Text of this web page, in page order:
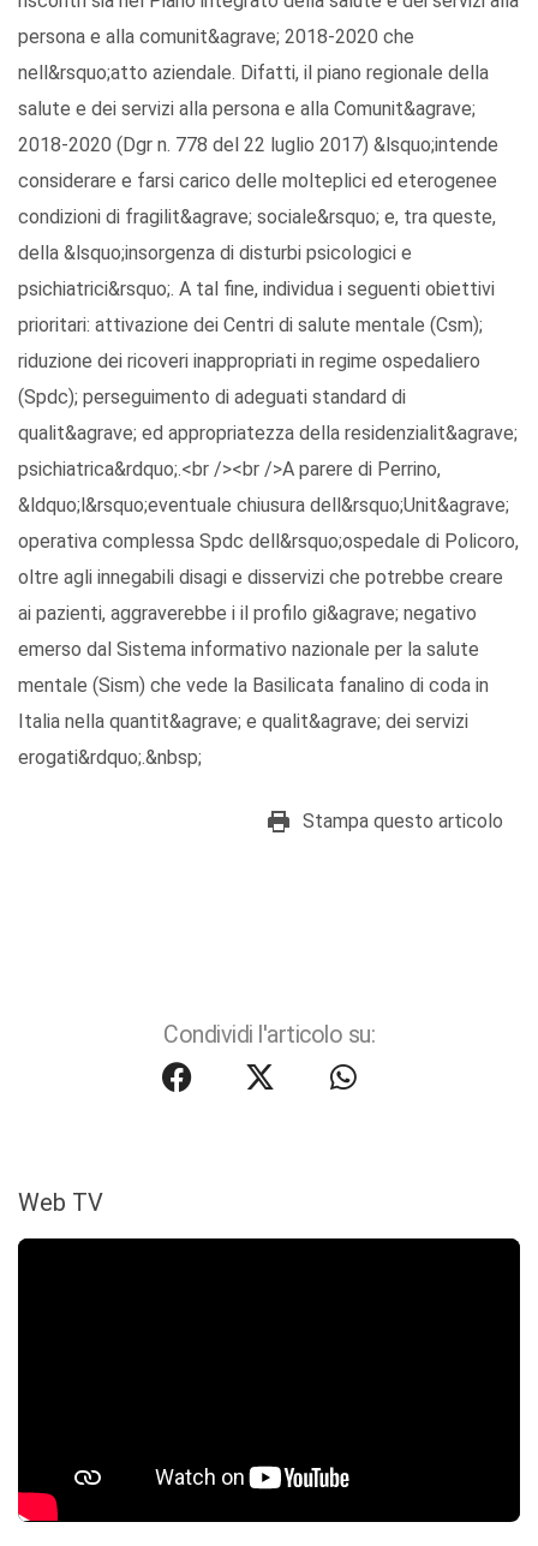
persona e alla comunit&agrave; 2018-2020 che
nell&rsquo;atto aziendale. Difatti, il piano regionale della
salute e dei servizi alla persona e alla Comunit&agrave;
2018-2020 (Dgr n. 778 del 22 luglio 2017) &lsquo;intende
considerare e farsi carico delle molteplici ed eterogenee
condizioni di fragilit&agrave; sociale&rsquo; e, tra queste,
della &lsquo;insorgenza di disturbi psicologici e
psichiatrici&rsquo;. A tal fine, individua i seguenti obiettivi
prioritari: attivazione dei Centri di salute mentale (Csm);
riduzione dei ricoveri inappropriati in regime ospedaliero
(Spdc); perseguimento di adeguati standard di
qualit&agrave; ed appropriatezza della residenzialit&agrave;
psichiatrica&rdquo;.<br /><br />A parere di Perrino,
&ldquo;l&rsquo;eventuale chiusura dell&rsquo;Unit&agrave;
operativa complessa Spdc dell&rsquo;ospedale di Policoro,
oltre agli innegabili disagi e disservizi che potrebbe creare
ai pazienti, aggraverebbe i il profilo gi&agrave; negativo
emerso dal Sistema informativo nazionale per la salute
mentale (Sism) che vede la Basilicata fanalino di coda in
Italia nella quantit&agrave; e qualit&agrave; dei servizi
erogati&rdquo;.&nbsp;
Stampa questo articolo
Condividi l'articolo su:
Web TV